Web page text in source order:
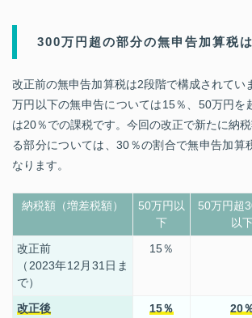
300万円超の部分の無申告加算税
改正前の無申告加算税は2段階で構成されてい
万円以下の無申告については15％、50万円を
は20％での課税です。今回の改正で新たに納
る部分については、30％の割合で無申告加算
なります。
納税額（増差税額） 50万円以
下
50万円超
以
改正前
（2023年12月31日ま
で）
15％
改正後
15％ 20